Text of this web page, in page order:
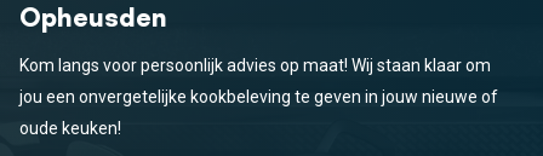
Opheusden
Kom langs voor persoonlijk advies op maat! Wij staan klaar om
jou een onvergetelijke kookbeleving te geven in jouw nieuwe of
oude keuken!